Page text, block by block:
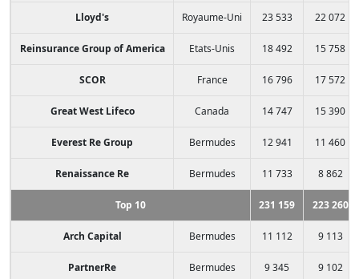
Lloyd's Royaume-Uni 23 533 22 072
Reinsurance Group of America Etats-Unis 18 492 15 758
SCOR France 16 796 17 572
Great West Lifeco Canada 14 747 15 390
Everest Re Group Bermudes 12 941 11 460
Renaissance Re Bermudes 11 733 8 862
Top 10 231 159 223 260
Arch Capital Bermudes 11 112 9 113
PartnerRe Bermudes 9 345 9 102